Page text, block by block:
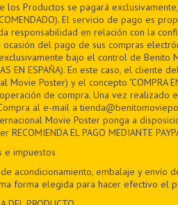
los Productos se pagará
El servicio de pago es
responsabilidad en relación con la
ocasión del pago de sus compras
bajo el control de Benito
EN ESPAÑA). En este caso, el
Movie Poster) y el concepto
de compra. Una vez realizado
al e-mail a
Movie Poster ponga a
RECOMIENDA EL PAGO MEDIANTE
e impuestos
acondicionamiento, embalaje y envío
forma elegida para hacer efectivo el